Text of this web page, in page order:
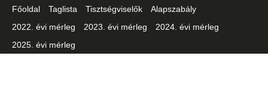
Főoldal Taglista Tisztségviselők
Alapszabály
2022. évi mérleg
2023. évi mérleg
2024. évi mérleg
2025. évi mérleg